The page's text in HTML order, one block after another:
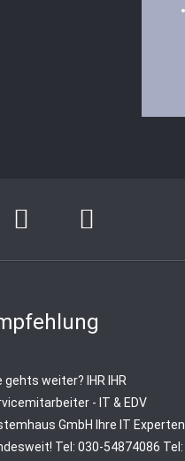
gehts weiter? IHR IHR
- IT & EDV
GmbH
Ihre IT Experten
Tel: 030-54874086 Tel: